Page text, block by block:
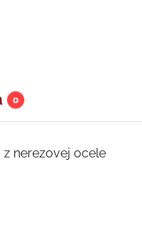
0
nerezovej ocele